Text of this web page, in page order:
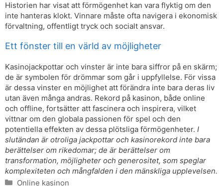
Historien har visat att förmögenhet kan vara flyktig om den
inte hanteras klokt. Vinnare måste ofta navigera i ekonomisk
förvaltning, offentligt tryck och socialt ansvar.
Ett fönster till en värld av möjligheter
Kasinojackpottar och vinster är inte bara siffror på en skärm;
de är symbolen för drömmar som går i uppfyllelse. För vissa
är dessa vinster en möjlighet att förändra inte bara deras liv
utan även många andras. Rekord på kasinon, både online
och offline, fortsätter att fascinera och inspirera, vilket
vittnar om den globala passionen för spel och den
potentiella effekten av dessa plötsliga förmögenheter. I
slutändan är otroliga jackpottar och kasinorekord inte bara
berättelser om rikedomar; de är berättelser om
transformation, möjligheter och generositet, som speglar
komplexiteten och mångfalden i den mänskliga upplevelsen.
Categories
Online kasinon